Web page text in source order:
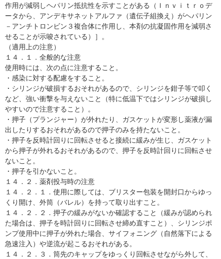
作用が減弱しヘパリン抵抗性を示すことがある（Ｉｎｖｉｔｒｏデ
ータから、アンデキサネットアルファ（遺伝子組換え）がヘパリン
－アンチトロンビン３複合体に作用し、本剤の抗凝固作用を減弱さ
せることが示唆されている）］。
（適用上の注意）
１４．１．全般的な注意
使用時には、次の点に注意すること。
・感染に対する配慮をすること。
・シリンジが破損するおそれがあるので、シリンジを鉗子等で叩く
など、強い衝撃を与えないこと（特に低温下ではシリンジが破損し
やすいので注意すること）。
・押子（プランジャー）が外れたり、ガスケットが変形し薬液が漏
出したりするおそれがあるので押子のみを持たないこと。
・押子を反時計回りに回転させると接続に緩みが生じ、ガスケット
から押子が外れるおそれがあるので、押子を反時計回りに回転させ
ないこと。
・押子を引かないこと。
１４．２．薬剤投与時の注意
１４．２．１．使用に際しては、ブリスター包装を開封口からゆっ
くり開け、外筒（バレル）を持って取り出すこと。
１４．２．２．押子の緩みがないか確認すること（緩みが認められ
た場合は、押子を時計回りに回転させ締め直すこと）、シリンジポ
ンプ使用中に押子が外れた場合、サイフォニング（自然落下による
急速注入）や逆流が起こるおそれがある。
１４．２．３．筒先のキャップをゆっくり回転させながら外して、